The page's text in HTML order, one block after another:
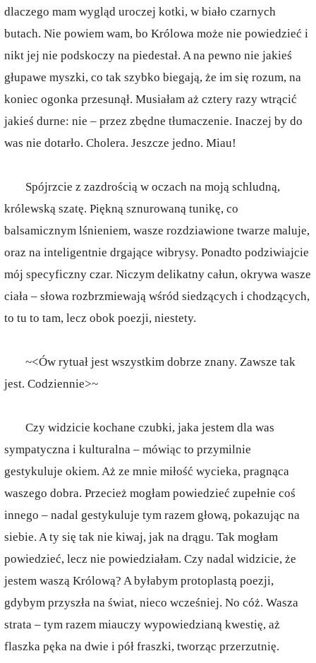
dlaczego mam wygląd uroczej kotki, w biało czarnych
butach. Nie powiem wam, bo Królowa może nie powiedzieć i
nikt jej nie podskoczy na piedestał. A na pewno nie jakieś
głupawe myszki, co tak szybko biegają, że im się rozum, na
koniec ogonka przesunął. Musiałam aż cztery razy wtrącić
jakieś durne: nie – przez zbędne tłumaczenie. Inaczej by do
was nie dotarło. Cholera. Jeszcze jedno. Miau!
Spójrzcie z zazdrością w oczach na moją schludną,
królewską szatę. Piękną sznurowaną tunikę, co
balsamicznym lśnieniem, wasze rozdziawione twarze maluje,
oraz na inteligentnie drgające wibrysy. Ponadto podziwiajcie
mój specyficzny czar. Niczym delikatny całun, okrywa wasze
ciała – słowa rozbrzmiewają wśród siedzących i chodzących,
to tu to tam, lecz obok poezji, niestety.
~<Ów rytuał jest wszystkim dobrze znany. Zawsze tak
jest. Codziennie>~
Czy widzicie kochane czubki, jaka jestem dla was
sympatyczna i kulturalna – mówiąc to przymilnie
gestykuluje okiem. Aż ze mnie miłość wycieka, pragnąca
waszego dobra. Przecież mogłam powiedzieć zupełnie coś
innego – nadal gestykuluje tym razem głową, pokazując na
siebie. A ty się tak nie kiwaj, jak na drągu. Tak mogłam
powiedzieć, lecz nie powiedziałam. Czy nadal widzicie, że
jestem waszą Królową? A byłabym protoplastą poezji,
gdybym przyszła na świat, nieco wcześniej. No cóż. Wasza
strata – tym razem miauczy wypowiedzianą kwestię, aż
flaszka pęka na dwie i pół fraszki, tworząc przerzutnię.